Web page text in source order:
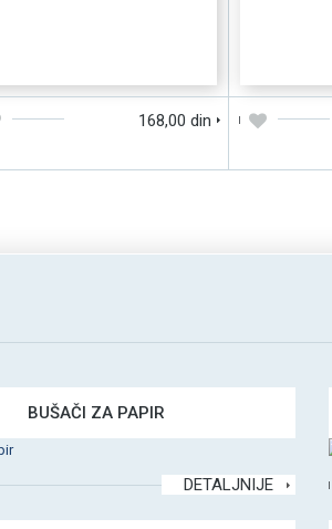
168,00 din
BUŠAČI ZA PAPIR
DETALJNIJE